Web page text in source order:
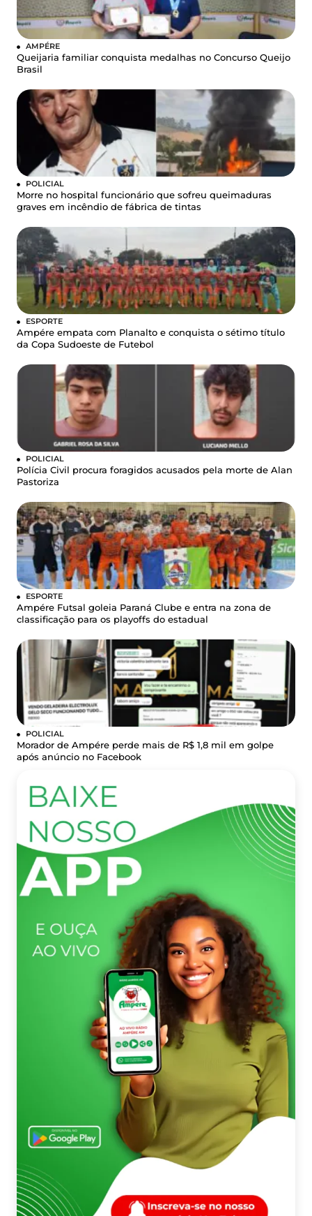
AMPÉRE
Queijaria familiar conquista medalhas no Concurso Queijo
Brasil
POLICIAL
Morre no hospital funcionário que sofreu queimaduras
graves em incêndio de fábrica de tintas
ESPORTE
Ampére empata com Planalto e conquista o sétimo título
da Copa Sudoeste de Futebol
POLICIAL
Polícia Civil procura foragidos acusados pela morte de Alan
Pastoriza
ESPORTE
Ampére Futsal goleia Paraná Clube e entra na zona de
classificação para os playoffs do estadual
POLICIAL
Morador de Ampére perde mais de R$ 1,8 mil em golpe
após anúncio no Facebook